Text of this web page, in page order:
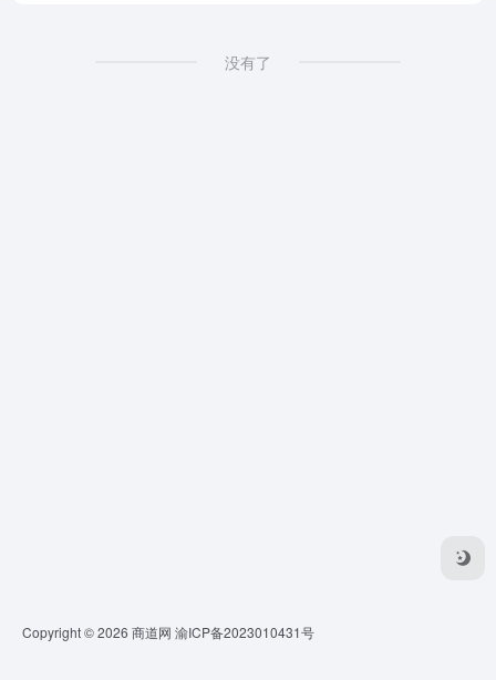
没有了
Copyright © 2026 商道网 渝ICP备2023010431号